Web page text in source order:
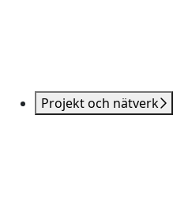
Projekt och nätverk